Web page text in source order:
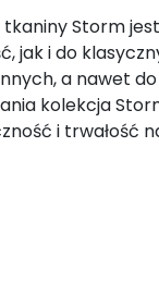
Storm
jak i do
a nawet
kolekcja
i trwałość